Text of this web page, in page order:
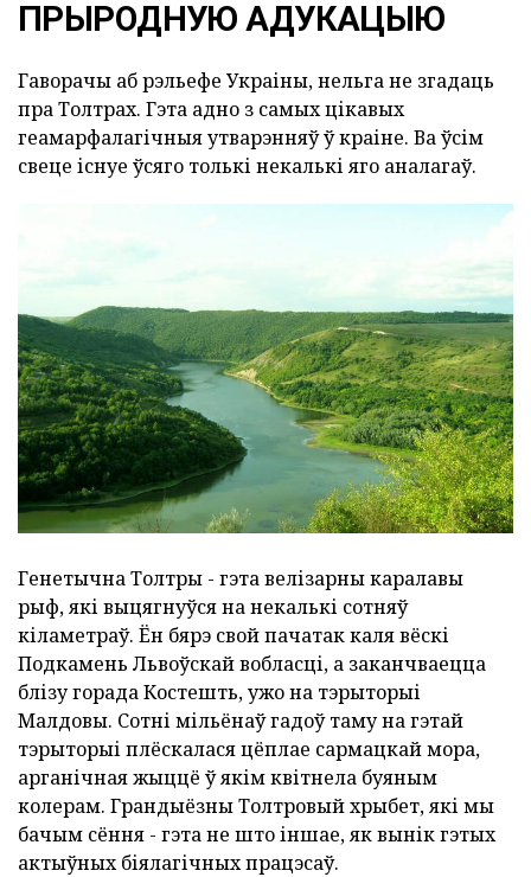
ПРЫРОДНУЮ АДУКАЦЫЮ
Гаворачы аб рэльефе Украіны, нельга не згадаць
пра Толтрах. Гэта адно з самых цікавых
геамарфалагічныя утварэнняў ў краіне. Ва ўсім
свеце існуе ўсяго толькі некалькі яго аналагаў.
Генетычна Толтры - гэта велізарны каралавы
рыф, які выцягнуўся на некалькі сотняў
кіламетраў. Ён бярэ свой пачатак каля вёскі
Подкамень Львоўскай вобласці, а заканчваецца
блізу горада Костешть, ужо на тэрыторыі
Малдовы. Сотні мільёнаў гадоў таму на гэтай
тэрыторыі плёскалася цёплае сармацкай мора,
арганічная жыццё ў якім квітнела буяным
колерам. Грандыёзны Толтровый хрыбет, які мы
бачым сёння - гэта не што іншае, як вынік гэтых
актыўных біялагічных працэсаў.